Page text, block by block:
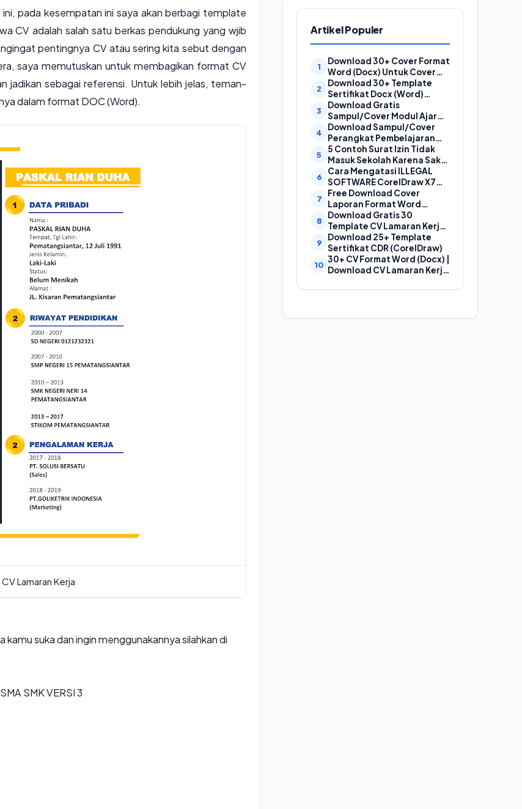
pada kesempatan ini saya akan berbagi template
CV adalah salah satu berkas pendukung yang wjib
pentingnya CV atau sering kita sebut dengan
saya memutuskan untuk membagikan format CV
jadikan sebagai referensi. Untuk lebih jelas, teman-
dalam format DOC (Word).
Lamaran Kerja
suka dan ingin menggunakannya silahkan di
SMK VERSI 3
Artikel Populer
Download 30+ Cover Format
Word (Docx) Untuk Cover
Laporan, Cover Proposal,
dan Cover Makalah
Download 30+ Template
Sertifikat Docx (Word)
Gratis Bisa Edit
Download Gratis
Sampul/Cover Modul Ajar
Kurikulum Merdeka
SD,SMP,SMA,SMK Format
Doc (Ms Word)
Download Sampul/Cover
Perangkat Pembelajaran
Kurikulum Merdeka File
Word (Doc) | Contoh Cover
Kurikum Merdeka
5 Contoh Surat Izin Tidak
Masuk Sekolah Karena Sakit
yang Baik dan Benar
Cara Mengatasi ILLEGAL
SOFTWARE CorelDraw X7
Dan X8
Free Download Cover
Laporan Format Word
(Docx) Mudah Diedit, Cocok
Untuk Cover Laporan
Kegiatan, Makalah Dan
Proposal
Download Gratis 30
Template CV Lamaran Kerja
Kreatif (DOC) Bisa EDIT
Download 25+ Template
Sertifikat CDR (CorelDraw)
30+ CV Format Word (Docx) |
Download CV Lamaran Kerja
Bahasa Inggris